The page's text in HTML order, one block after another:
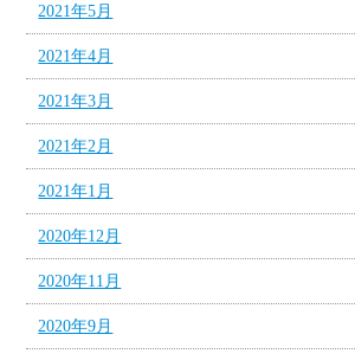
2021年5月
2021年4月
2021年3月
2021年2月
2021年1月
2020年12月
2020年11月
2020年9月